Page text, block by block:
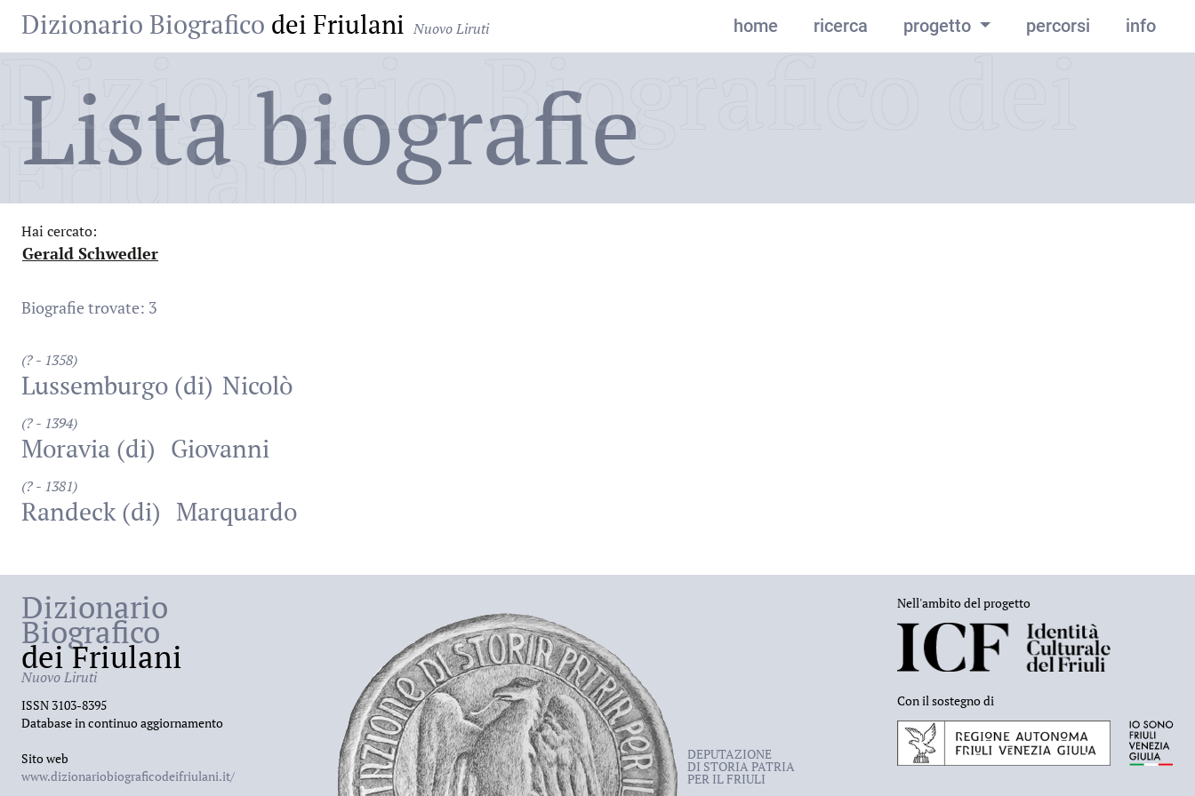
Dizionario Biografico dei Friulani Nuovo Liruti home ricerca progetto percorsi info
Dizionario Biografico dei
Friulani
Lista biografie
Hai cercato:
Gerald Schwedler
Biografie trovate: 3
(? - 1358)
Lussemburgo (di) Nicolò
(? - 1394)
Moravia (di) Giovanni
(? - 1381)
Randeck (di) Marquardo
Dizionario
Biografico
dei Friulani
Nuovo Liruti
ISSN 3103-8395
Database in continuo aggiornamento
Sito web
www.dizionariobiograficodeifriulani.it/
DEPUTAZIONE
DI STORIA PATRIA
PER IL FRIULI
Nell'ambito del progetto
Con il sostegno di